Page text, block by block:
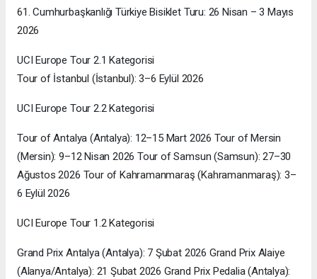
61. Cumhurbaşkanlığı Türkiye Bisiklet Turu: 26 Nisan – 3 Mayıs
2026
UCI Europe Tour 2.1 Kategorisi
Tour of İstanbul (İstanbul): 3–6 Eylül 2026
UCI Europe Tour 2.2 Kategorisi
Tour of Antalya (Antalya): 12–15 Mart 2026 Tour of Mersin
(Mersin): 9–12 Nisan 2026 Tour of Samsun (Samsun): 27–30
Ağustos 2026 Tour of Kahramanmaraş (Kahramanmaraş): 3–
6 Eylül 2026
UCI Europe Tour 1.2 Kategorisi
Grand Prix Antalya (Antalya): 7 Şubat 2026 Grand Prix Alaiye
(Alanya/Antalya): 21 Şubat 2026 Grand Prix Pedalia (Antalya):